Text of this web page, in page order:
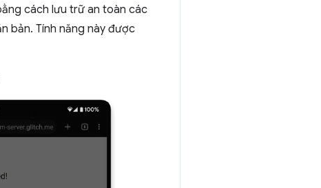
cách lưu trữ an toàn các
bản. Tính năng này được